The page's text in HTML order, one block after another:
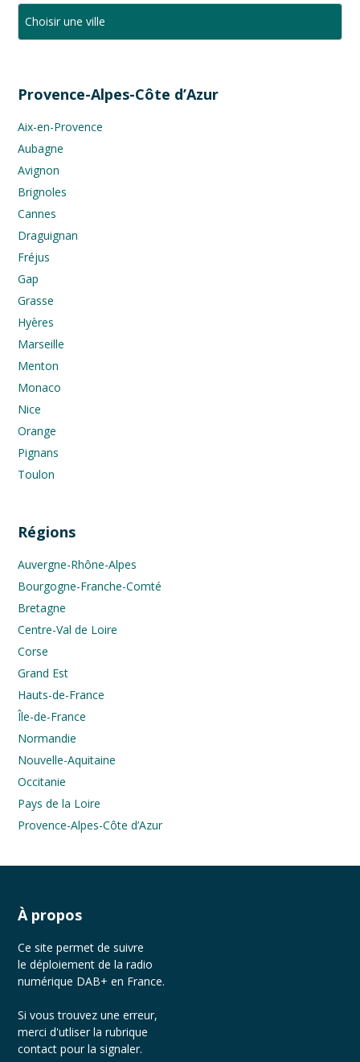
Provence-Alpes-Côte d’Azur
Aix-en-Provence
Aubagne
Avignon
Brignoles
Cannes
Draguignan
Fréjus
Gap
Grasse
Hyères
Marseille
Menton
Monaco
Nice
Orange
Pignans
Toulon
Régions
Auvergne-Rhône-Alpes
Bourgogne-Franche-Comté
Bretagne
Centre-Val de Loire
Corse
Grand Est
Hauts-de-France
Île-de-France
Normandie
Nouvelle-Aquitaine
Occitanie
Pays de la Loire
Provence-Alpes-Côte d’Azur
À propos
Ce site permet de suivre
le déploiement de la radio
numérique DAB+ en France.
Si vous trouvez une erreur,
merci d'utliser la rubrique
contact pour la signaler.